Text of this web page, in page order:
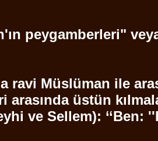
peygamberleri"
ravi Müslüman ile
üstün
ve Sellem): ‘‘Ben: